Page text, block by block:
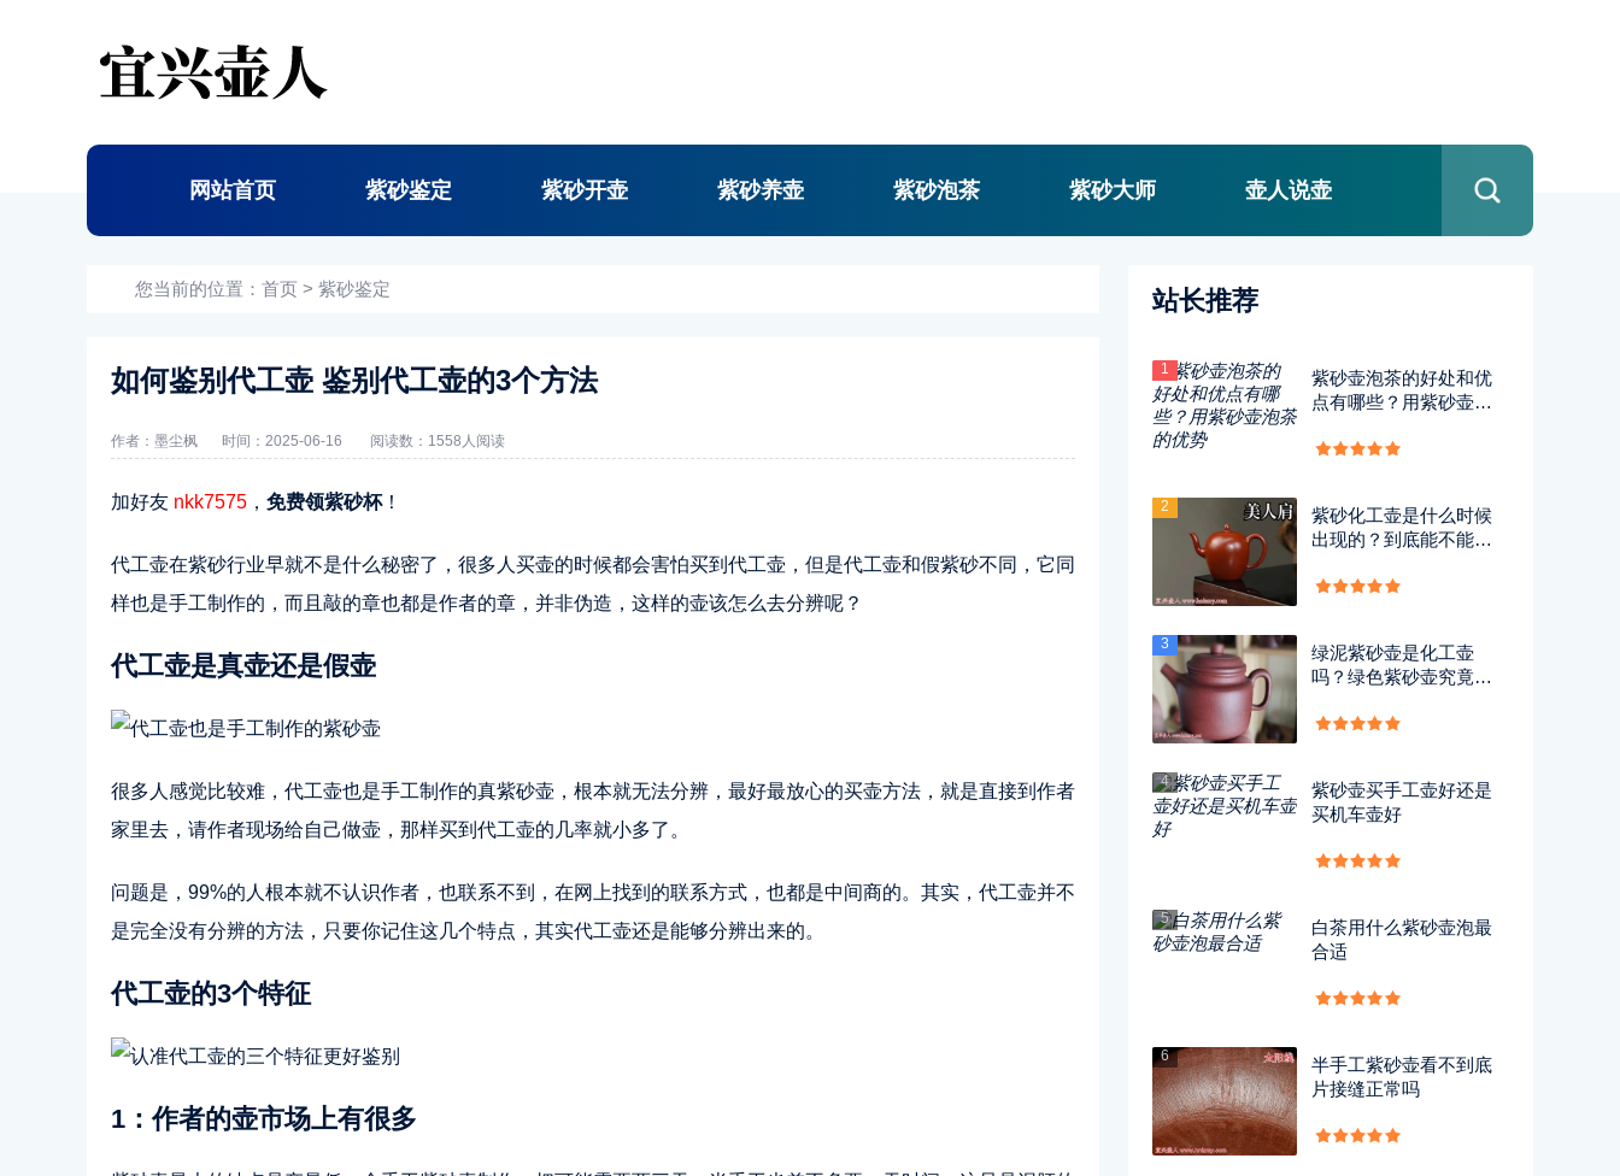
网站首页 紫砂鉴定 紫砂开壶 紫砂养壶 紫砂泡茶 紫砂大师 壶人说壶
您当前的位置： 首页 > 紫砂鉴定
如何鉴别代工壶 鉴别代工壶的3个方法
作者：墨尘枫 时间：2025-06-16 阅读数： 1558人阅读
加好友 nkk7575 ， 免费领紫砂杯！
代工壶在紫砂行业早就不是什么秘密了，很多人买壶的时候都会害怕买到代工壶，但是代工壶和假紫砂不同，它同
样也是手工制作的，而且敲的章也都是作者的章，并非伪造，这样的壶该怎么去分辨呢？
代工壶是真壶还是假壶
很多人感觉比较难，代工壶也是手工制作的真紫砂壶，根本就无法分辨，最好最放心的买壶方法，就是直接到作者
家里去，请作者现场给自己做壶，那样买到代工壶的几率就小多了。
问题是，99%的人根本就不认识作者，也联系不到，在网上找到的联系方式，也都是中间商的。其实，代工壶并不
是完全没有分辨的方法，只要你记住这几个特点，其实代工壶还是能够分辨出来的。
代工壶的3个特征
1：作者的壶市场上有很多
站长推荐
1
紫砂壶泡茶的好处和优
点有哪些？用紫砂壶泡
2
紫砂化工壶是什么时候
出现的？到底能不能
3
绿泥紫砂壶是化工壶
吗？绿色紫砂壶究竟有
4
紫砂壶买手工壶好还是
买机车壶好
5
白茶用什么紫砂壶泡最
合适
6
半手工紫砂壶看不到底
片接缝正常吗